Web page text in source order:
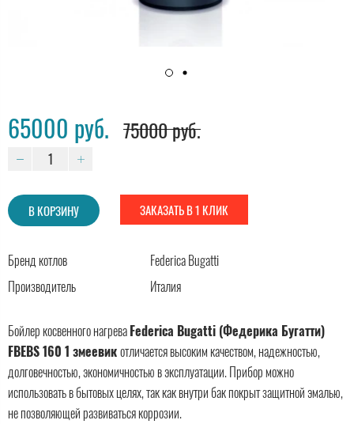
65000 руб. 75000 руб.
В КОРЗИНУ ЗАКАЗАТЬ В 1 КЛИК
Бренд котлов
Federica Bugatti
Производитель
Италия
Бойлер косвенного нагреваFederica Bugatti (Федерика Бугатти)
FBEBS 160 1 змеевикотличается высоким качеством, надежностью,
долговечностью, экономичностью в эксплуатации. Прибор можно
использовать в бытовых целях, так как внутри бак покрыт защитной эмалью,
не позволяющей развиваться коррозии.